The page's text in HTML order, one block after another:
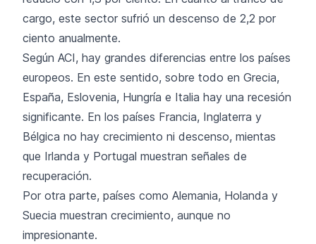
cargo, este sector sufrió un descenso de 2,2 por
ciento anualmente.
Según ACI, hay grandes diferencias entre los países
europeos. En este sentido, sobre todo en Grecia,
España, Eslovenia, Hungría e Italia hay una recesión
significante. En los países Francia, Inglaterra y
Bélgica no hay crecimiento ni descenso, mientas
que Irlanda y Portugal muestran señales de
recuperación.
Por otra parte, países como Alemania, Holanda y
Suecia muestran crecimiento, aunque no
impresionante.